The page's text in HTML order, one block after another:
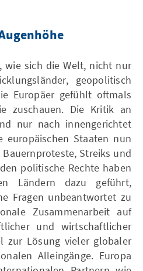
wie sich die Welt, nicht nur
geopolitisch
Europäer gefühlt oftmals
zuschauen. Die Kritik an
nur nach innengerichtet
europäischen Staaten nun
Streiks und
politische Rechte haben
Ländern dazu geführt,
Fragen unbeantwortet zu
Zusammenarbeit auf
und wirtschaftlicher
zur Lösung vieler globaler
Alleingänge. Europa